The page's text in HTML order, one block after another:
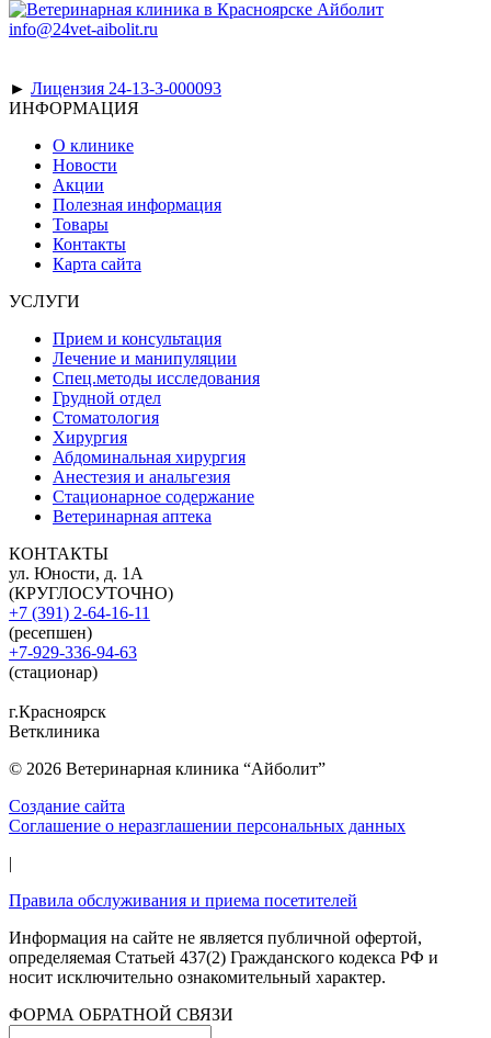
info@24vet-aibolit.ru
► Лицензия 24-13-3-000093
ИНФОРМАЦИЯ
О клинике
Новости
Акции
Полезная информация
Товары
Контакты
Карта сайта
УСЛУГИ
Прием и консультация
Лечение и манипуляции
Спец.методы исследования
Грудной отдел
Стоматология
Хирургия
Абдоминальная хирургия
Анестезия и анальгезия
Стационарное содержание
Ветеринарная аптека
КОНТАКТЫ
ул. Юности, д. 1А
(КРУГЛОСУТОЧНО)
+7 (391) 2-64-16-11
(ресепшен)
+7-929-336-94-63
(стационар)
г.Красноярск
Ветклиника
© 2026 Ветеринарная клиника “Айболит”
Создание сайта
Соглашение о неразглашении персональных данных
|
Правила обслуживания и приема посетителей
Информация на сайте не является публичной офертой,
определяемая Статьей 437(2) Гражданского кодекса РФ и
носит исключительно ознакомительный характер.
ФОРМА ОБРАТНОЙ СВЯЗИ